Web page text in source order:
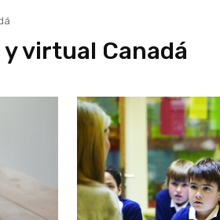
virtual Canadá